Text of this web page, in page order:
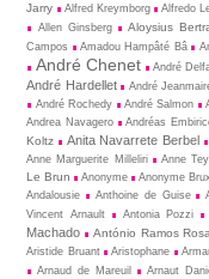
Jarry
Alfred Kreymborg Alfredo
Allen Ginsberg
Aloysius
Campos
Amadou Hampâté Bâ
André Chenet André
André Hardellet André
André Rochedy André Salmon
Andrea Navagero
Andréas
Koltz
Anita Navarrete Berbel
Anne Marguerite Milleliri
Anne
Le Brun
Anonyme Anonyme
Andalousie
Anthoine de Guise
Vincent Arnault
Antonia Pozzi
Machado
António Ramos Rosa
Aristide Bruant
Aristophane
Arnaud de Mareuil
Arnaut